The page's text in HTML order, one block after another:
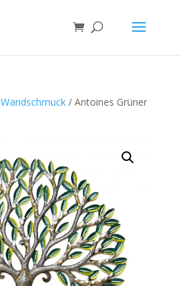
Wandschmuck/ Antoines Grüner